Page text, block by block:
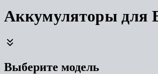
Аккумуляторы для
Выберите модель